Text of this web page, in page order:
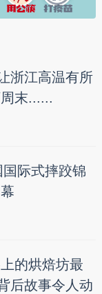
浙江高温有所
末......
际式摔跤锦
的烘焙坊最
后故事令人动